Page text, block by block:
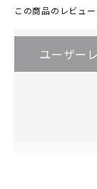
この商品のレビュー
ユーザー